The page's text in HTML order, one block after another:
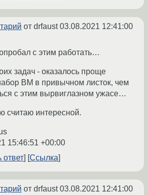
от drfaust03.08.2021 12:41:00
с этим работать…
задач - оказалось проще
ВМ в привычном листок, чем
с этим вырвиглазном ужасе…
считаю интересной.
15:46:51 +00:00
ответ
Ссылка
от drfaust03.08.2021 12:41:00